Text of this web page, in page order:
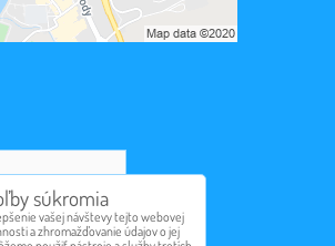
súkromia
vašej návštevy tejto webovej
a zhromažďovanie údajov o jej